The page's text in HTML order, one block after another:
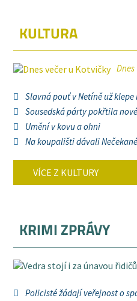
KULTURA
Slavná pouť v Netíně už klepe
Sousedská párty pokřtila
Umění v kovu a ohni
Na koupališti dávali
VÍCE Z KULTURY
KRIMI ZPRÁVY
Policisté žádají veřejnost o